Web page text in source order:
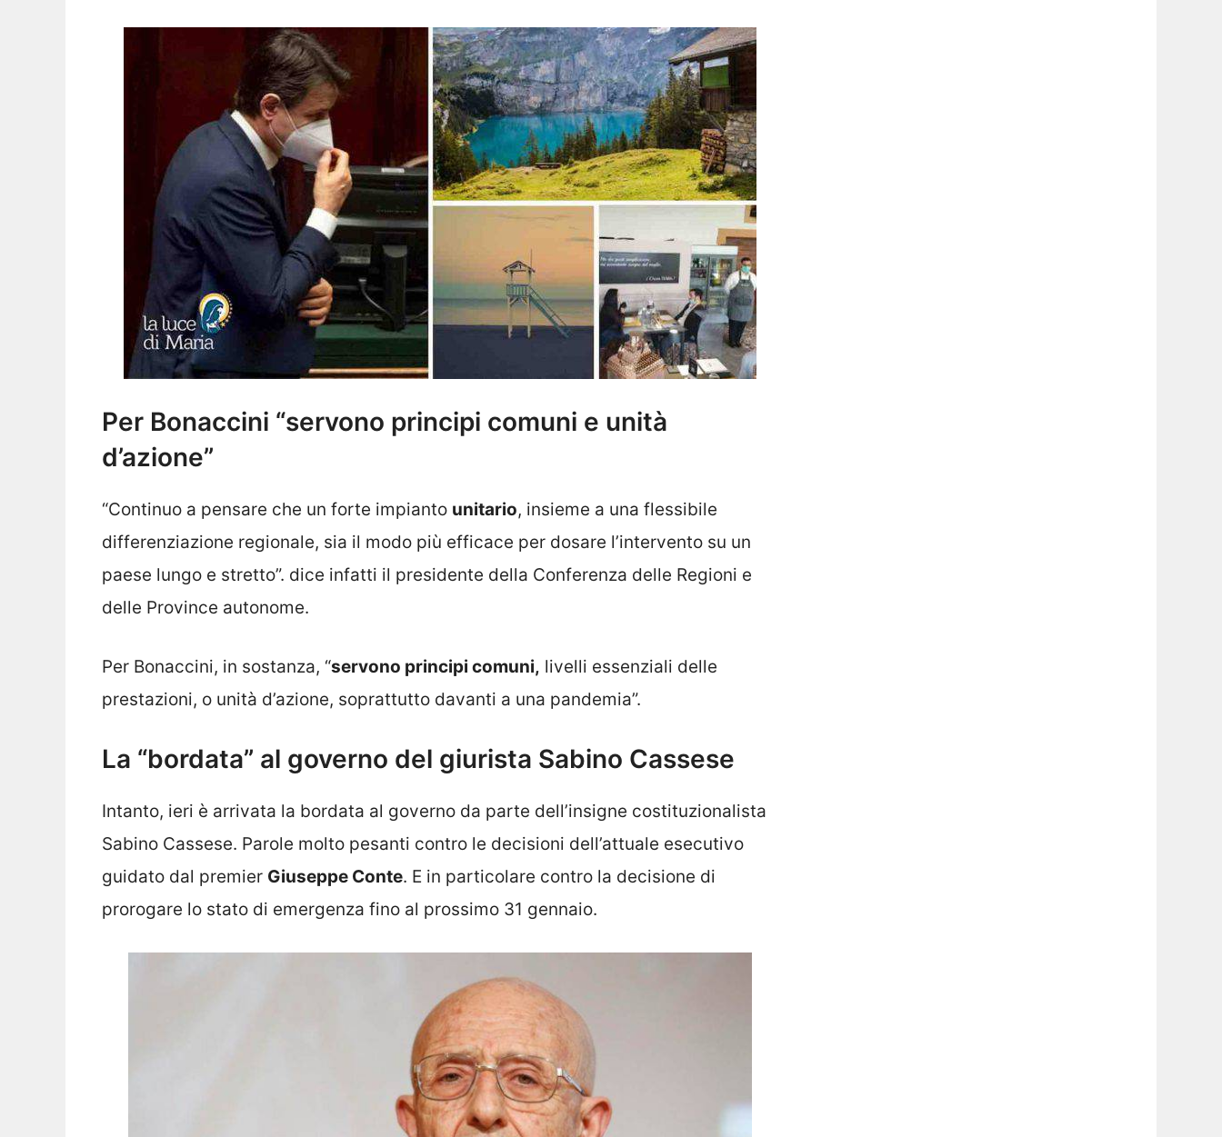
Per Bonaccini “servono principi comuni e unità
d’azione”
“Continuo a pensare che un forte impianto unitario, insieme a una flessibile
differenziazione regionale, sia il modo più efficace per dosare l’intervento su un
paese lungo e stretto”. dice infatti il presidente della Conferenza delle Regioni e
delle Province autonome.
Per Bonaccini, in sostanza, “servono principi comuni, livelli essenziali delle
prestazioni, o unità d’azione, soprattutto davanti a una pandemia”.
La “bordata” al governo del giurista Sabino Cassese
Intanto, ieri è arrivata la bordata al governo da parte dell’insigne costituzionalista
Sabino Cassese. Parole molto pesanti contro le decisioni dell’attuale esecutivo
guidato dal premier Giuseppe Conte. E in particolare contro la decisione di
prorogare lo stato di emergenza fino al prossimo 31 gennaio.